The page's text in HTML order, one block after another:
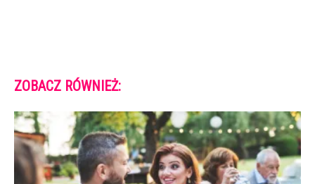
ZOBACZ RÓWNIEŻ: